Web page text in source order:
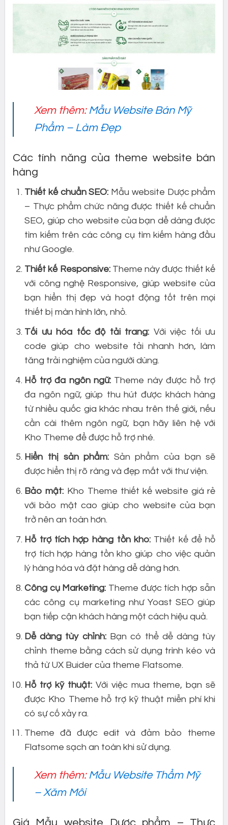
Xem thêm:Mẫu Website Bán Mỹ
Phẩm – Làm Đẹp
Các tính năng của theme website bán
hàng
Thiết kế chuẩn SEO: Mẫu website Dược phẩm
– Thực phẩm chức năng được thiết kế chuẩn
SEO, giúp cho website của bạn dễ dàng được
tìm kiếm trên các công cụ tìm kiếm hàng đầu
như Google.
Thiết kế Responsive:Theme này được thiết kế
với công nghệ Responsive, giúp website của
bạn hiển thị đẹp và hoạt động tốt trên mọi
thiết bị màn hình lớn, nhỏ.
Tối ưu hóa tốc độ tải trang: Với việc tối ưu
code giúp cho website tải nhanh hơn, làm
tăng trải nghiệm của người dùng.
Hỗ trợ đa ngôn ngữ: Theme này được hỗ trợ
đa ngôn ngữ, giúp thu hút được khách hàng
từ nhiều quốc gia khác nhau trên thế giới, nếu
cần cài thêm ngôn ngữ, bạn hãy liên hệ với
Kho Theme để được hỗ trợ nhé.
Hiển thị sản phẩm: Sản phẩm của bạn sẽ
được hiển thị rõ ràng và đẹp mắt với thư viện.
Bảo mật: Kho Theme thiết kế website giá rẻ
với bảo mật cao giúp cho website của bạn
trở nên an toàn hơn.
Hỗ trợ tích hợp hàng tồn kho: Thiết kế để hỗ
trợ tích hợp hàng tồn kho giúp cho việc quản
lý hàng hóa và đặt hàng dễ dàng hơn.
Công cụ Marketing: Theme được tích hợp sẵn
các công cụ marketing như Yoast SEO giúp
bạn tiếp cận khách hàng một cách hiệu quả.
Dễ dàng tùy chỉnh:Bạn có thể dễ dàng tùy
chỉnh theme bằng cách sử dụng trình kéo và
thả từ UX Buider của theme Flatsome.
Hỗ trợ kỹ thuật:Với việc mua theme, bạn sẽ
được Kho Theme hỗ trợ kỹ thuật miễn phí khi
có sự cố xảy ra.
Theme đã được edit và đảm bảo theme
Flatsome sạch an toàn khi sử dụng.
Xem thêm:Mẫu Website Thẩm Mỹ
– Xăm Môi